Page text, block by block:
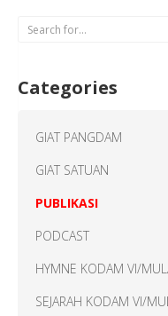
Categories
GIAT PANGDAM
GIAT SATUAN
PUBLIKASI
PODCAST
HYMNE KODAM VI/
SEJARAH KODAM VI/